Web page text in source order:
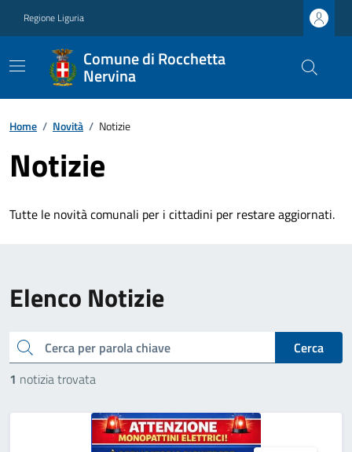
Regione Liguria
Comune di Rocchetta
Nervina
Home / Novità / Notizie
Notizie
Tutte le novità comunali per i cittadini per restare aggiornati.
Elenco Notizie
cerca
Cerca
1 notizia trovata